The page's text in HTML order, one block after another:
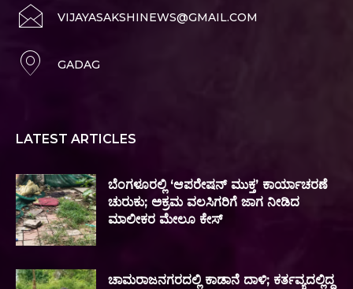
VIJAYASAKSHINEWS@GMAIL.COM
GADAG
LATEST ARTICLES
ಬೆಂಗಳೂರಲ್ಲಿ ‘ಆಪರೇಷನ್ ಮುಕ್ತ’ ಕಾರ್ಯಾಚರಣೆ
ಚುರುಕು; ಅಕ್ರಮ ವಲಸಿಗರಿಗೆ ಜಾಗ ನೀಡಿದ
ಮಾಲೀಕರ ಮೇಲೂ ಕೇಸ್
ಚಾಮರಾಜನಗರದಲ್ಲಿ ಕಾಡಾನೆ ದಾಳಿ; ಕರ್ತವ್ಯದಲ್ಲಿದ್ದ